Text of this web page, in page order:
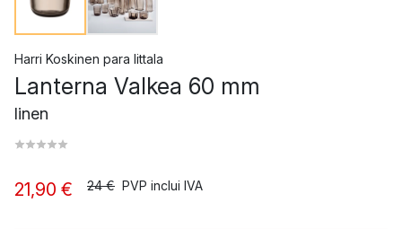
Harri Koskinen para Iittala
Lanterna Valkea 60 mm
linen
21,90 € 24 € PVP inclui IVA